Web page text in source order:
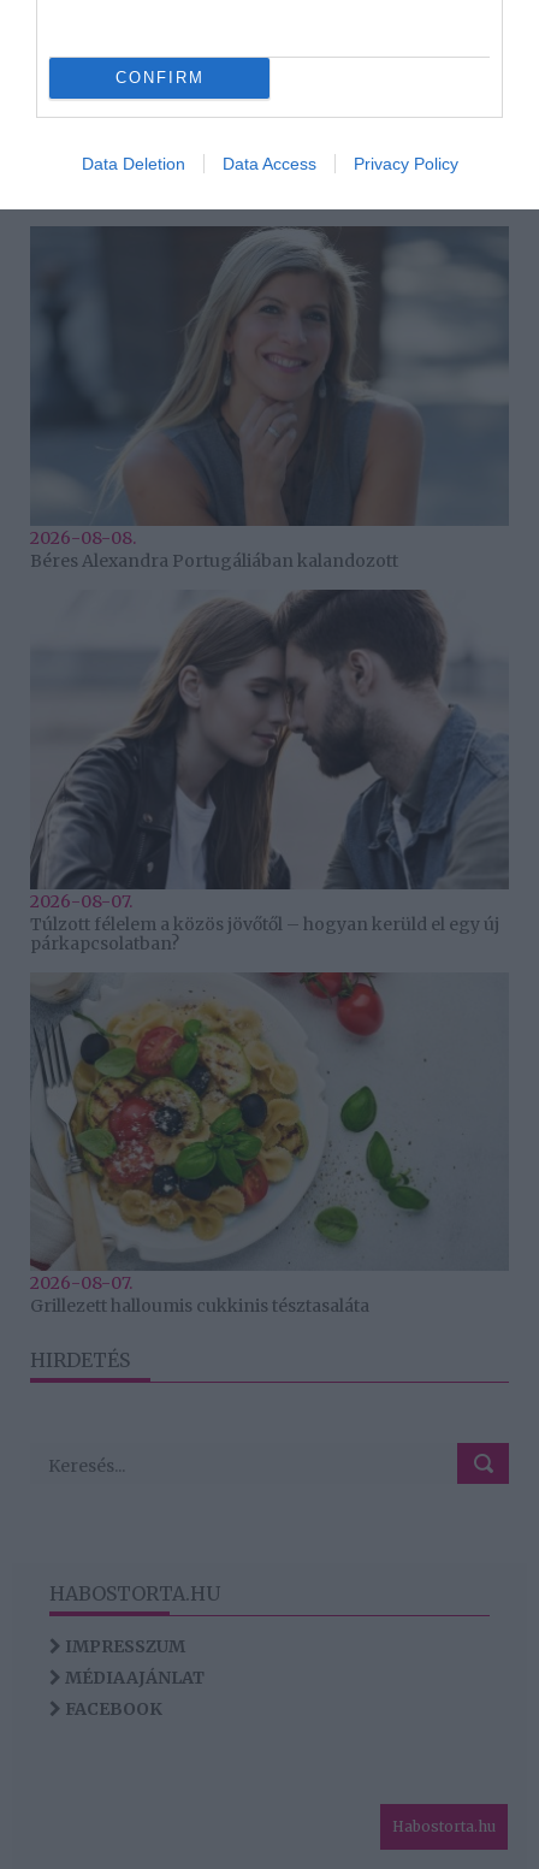
CONFIRM
Data Deletion Data Access Privacy Policy
2026-08-08.
2026-08-08.
Béres Alexandra Portugáliában kalandozott
2026-08-07.
Túlzott félelem a közös jövőtől – hogyan kerüld el egy új
párkapcsolatban?
2026-08-07.
Grillezett halloumis cukkinis tésztasaláta
HIRDETÉS
HABOSTORTA.HU
IMPRESSZUM
MÉDIAAJÁNLAT
FACEBOOK
Habostorta.hu